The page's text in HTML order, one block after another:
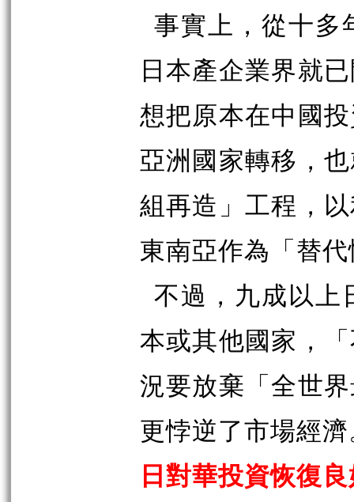
事實上，從十多
日本產企業界就
想把原本在中國
亞洲國家轉移，
組再造」工程，
東南亞作為「替
不過，九成以上
本或其他國家，
況要放棄「全世
更悖逆了市場經
日對華投資恢復